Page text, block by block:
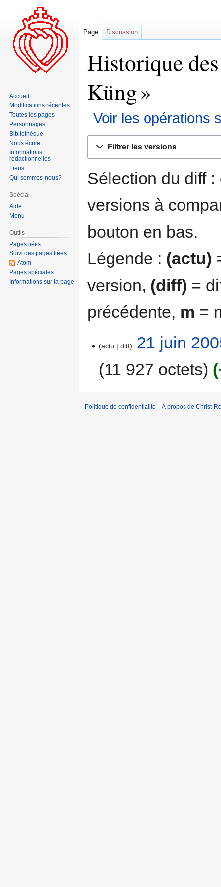
Historique
Küng »
Voir les opérations
navigation
recherche
Filtrer les versions
Sélection du diff
versions à
bouton en bas.
Légende : (actu)
version, (diff) =
précédente, m =
actu diff
21 juin
11 927 octets
Page Discussion
Accueil
Modifications récentes
Toutes les pages
Personnages
Bibliothèque
Nous écrire
Informations
rédactionnelles
Liens
Qui sommes-nous?
Spécial
Aide
Menu
Outils
Pages liées
Suivi des pages liées
Atom
Pages spéciales
Informations sur la page
Politique de confidentialité À propos de Christ-